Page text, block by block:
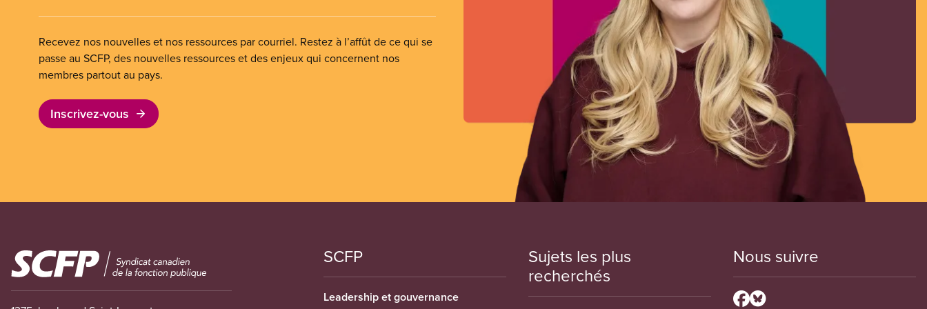
Recevez nos nouvelles et nos ressources par courriel. Restez à l’affût de ce qui se
passe au SCFP, des nouvelles ressources et des enjeux qui concernent nos
membres partout au pays.
Inscrivez-vous
Image SCFP
Leadership et gouvernance
Sujets les plus
recherchés
Nous suivre